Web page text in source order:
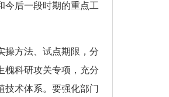
今后一段时期的重点工
操方法、试点期限，分
槐科研攻关专项，充分
技术体系。要强化部门